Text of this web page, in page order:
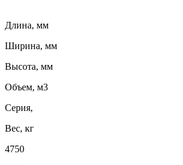
Длина, мм
Ширина, мм
Высота, мм
Объем, м3
Серия,
Вес, кг
4750